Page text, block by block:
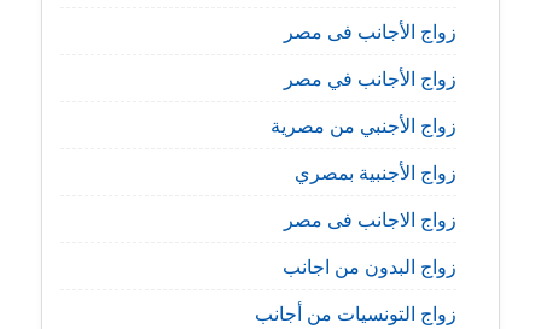
زواج الأجانب فى مصر
زواج الأجانب في مصر
زواج الأجنبي من مصرية
زواج الأجنبية بمصري
زواج الاجانب فى مصر
زواج البدون من اجانب
زواج التونسيات من أجانب